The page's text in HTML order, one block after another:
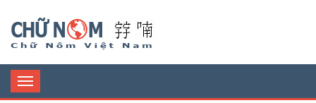
Toggle
navigation